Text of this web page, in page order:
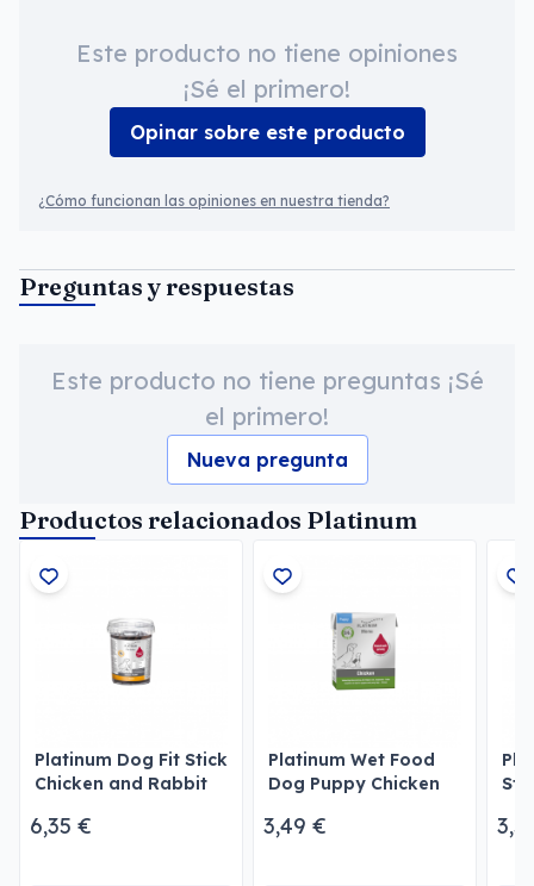
Este producto no tiene opiniones
¡Sé el primero!
Opinar sobre este producto
¿Cómo funcionan las opiniones en nuestra tienda?
Preguntas y respuestas
Este producto no tiene preguntas ¡Sé
el primero!
Nueva pregunta
Productos relacionados Platinum
Platinum Dog Fit Stick
Chicken and Rabbit
6,35 €
Platinum Wet Food
Dog Puppy Chicken
3,49 €